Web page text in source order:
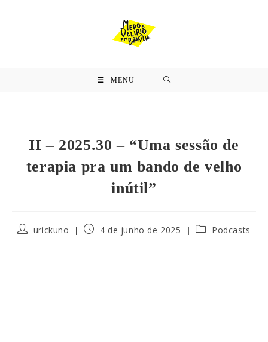
MENU
II – 2025.30 – “Uma sessão de
terapia pra um bando de velho
inútil”
urickuno 4 de junho de 2025 Podcasts